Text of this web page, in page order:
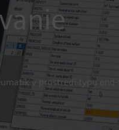
v prostredí typu